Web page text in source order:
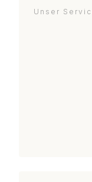
Unser